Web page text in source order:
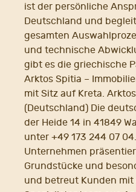
ist der persönliche
Deutschland und
gesamten
und technische
gibt es die griechische
Arktos Spitia –
mit Sitz auf Kreta.
(Deutschland) Die
der Heide 14 in 41849
unter +49 173 244 07
Unternehmen
Grundstücke und
und betreut Kunden